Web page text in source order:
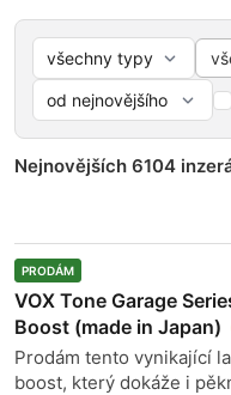
Nejnovějších 6104
PRODÁM
VOX Tone Garage
Boost (made in Japan)
Prodám tento vynikající
boost, který dokáže i